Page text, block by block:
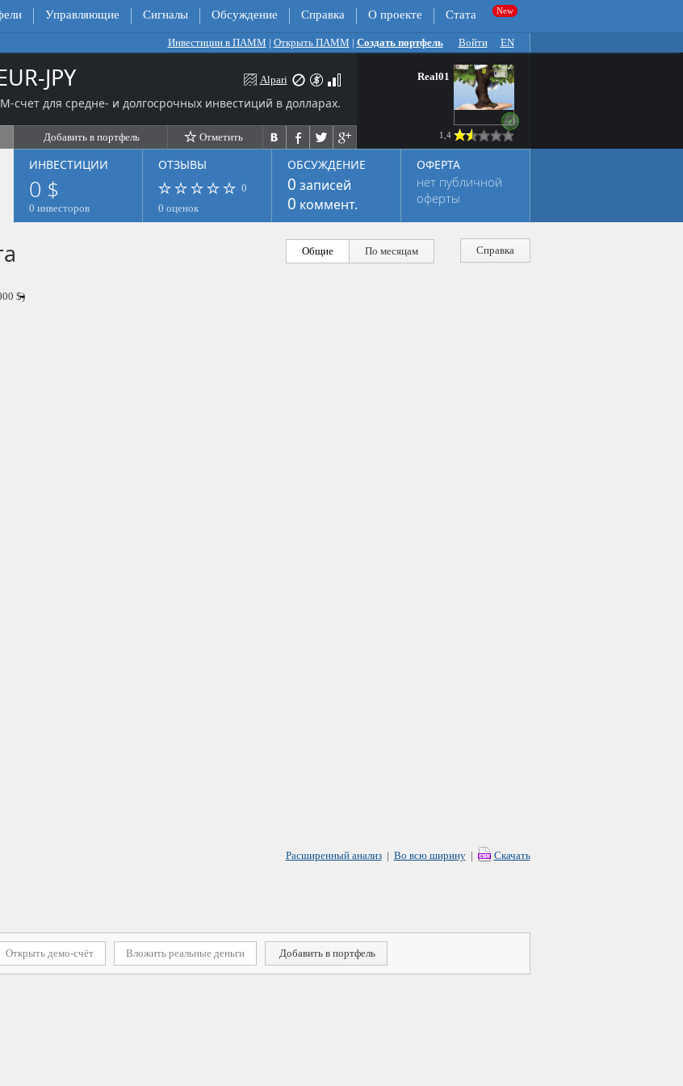
Управляющие Сигналы Обсуждение Справка О проекте Стата
Инвестиции в ПАММ | Открыть ПАММ | Создать портфель Войти EN
JPY
счет для средне- и долгосрочных инвестиций в долларах.
Alpari
Добавить в портфель Отметить
Real01
1,4
ИНВЕСТИЦИИ
0 $
0 инвесторов
ОТЗЫВЫ
0
0 оценок
ОБСУЖДЕНИЕ
0 записей
0 коммент.
ОФЕРТА
нет публичной
оферты
Справка
Общие По месяцам
Расширенный анализ| Во всю ширину| Скачать
Открыть демо-счёт Вложить реальные деньги Добавить в портфель